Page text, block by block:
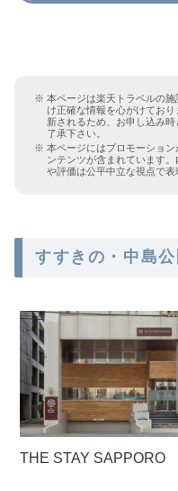
本ページは楽天トラベルの
け正確な情報を心がけてお
新されるため、お申し込み
了承下さい。
本ページにはプロモーショ
ンテンツが含まれています
や評価は公平中立な視点で表
すすきの・中島
THE STAY SAPPORO